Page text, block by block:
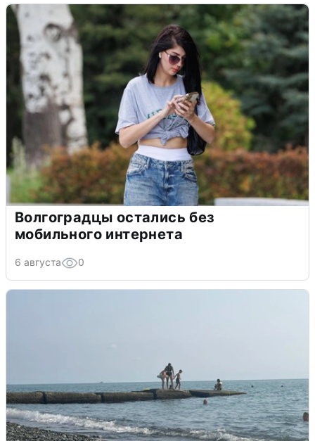
Волгоградцы остались без
мобильного интернета
6 августа 0